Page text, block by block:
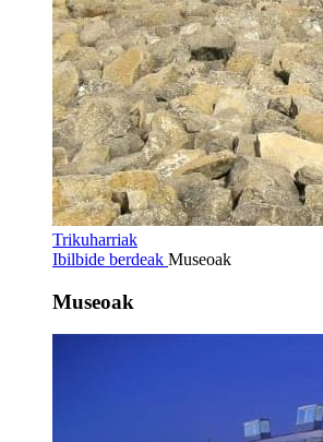
Trikuharriak
Ibilbide berdeak Museoak
Museoak